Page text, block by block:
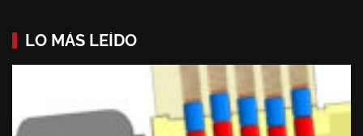
LO MÁS LEÍDO